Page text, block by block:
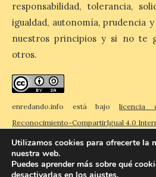
La I Feria de la Cerveza
Artesana de Astorga
arranca con una gran
acogida del público
La inauguración
con la
alcalde de
Luis Nieto, que se
hasta la feria
por el organizador de la iniciativa,
Cancillo Carro. Astorga, 8 de
responsabilidad, tolerancia,
igualdad, autonomía, prudencia
nuestros principios y si no te
otros.
enredando.info está bajo licencia
Reconocimiento-CompartirIgual 4.0
Utilizamos cookies para ofrecerte la
nuestra web.
Puedes aprender más sobre qué